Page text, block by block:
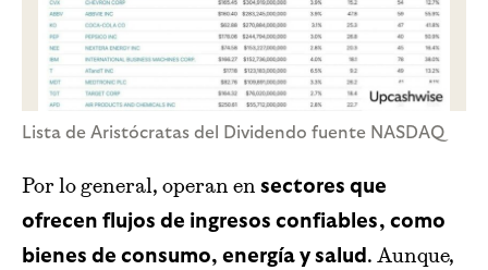
Lista de Aristócratas del Dividendo fuente NASDAQ
Por lo general, operan en sectores que
ofrecen flujos de ingresos confiables, como
bienes de consumo, energía y salud . Aunque,